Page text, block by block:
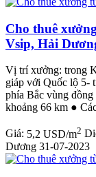
Cho thuê
Vsip, Hải
Vị trí xưởng: trong
giáp với Quốc lộ 5-
phía Bắc vùng
khoảng 66 km ●
Giá: 5,2 USD/m2
Dương 31-07-2023